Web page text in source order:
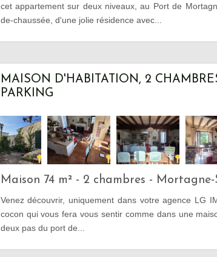
cet appartement sur deux niveaux, au Port de
de-chaussée, d'une jolie résidence avec...
MAISON D'HABITATION, 2
PARKING
Maison 74 m² - 2 chambres -
Venez découvrir, uniquement dans votre agence LG
cocon qui vous fera vous sentir comme dans une
deux pas du port de...